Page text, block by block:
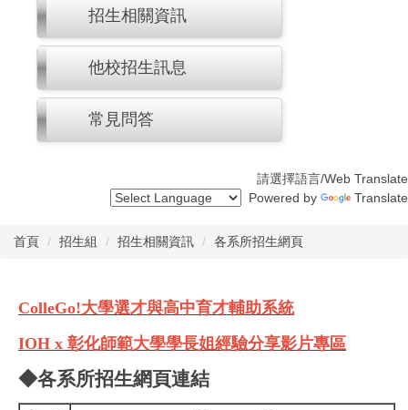
招生相關資訊
他校招生訊息
常見問答
請選擇語言/Web Translate
Powered by
Translate
首頁 招生組 招生相關資訊 各系所招生網頁
ColleGo!大學選才與高中育才輔助系統
IOH x 彰化師範大學學長姐經驗分享影片專區
◆各系所招生網頁連結